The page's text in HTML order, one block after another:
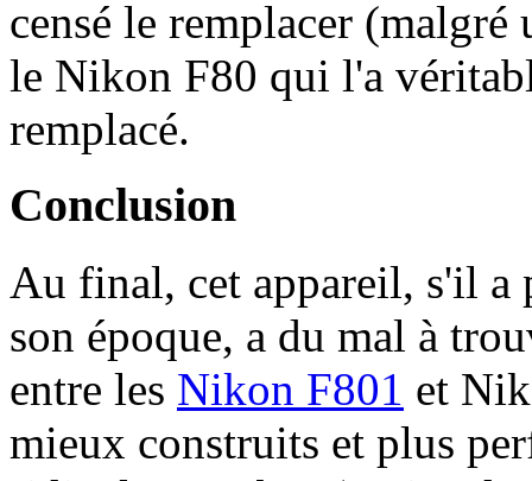
censé le remplacer
le Nikon F80 qui l'a
remplacé.
Conclusion
Au final, cet appareil, s'il a
son époque, a du mal à
entre les Nikon F801 et
mieux construits et plus